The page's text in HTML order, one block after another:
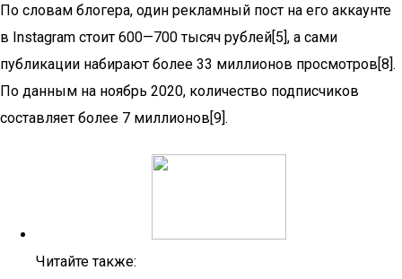
По словам блогера, один рекламный пост на его аккаунте
в Instagram стоит 600—700 тысяч рублей[5], а сами
публикации набирают более 33 миллионов просмотров[8].
По данным на ноябрь 2020, количество подписчиков
составляет более 7 миллионов[9].
Читайте также: